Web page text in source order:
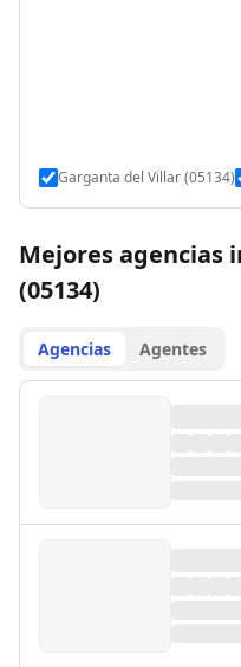
Garganta del Villar (05134)
Mejores agencias
(05134)
Agencias Agentes